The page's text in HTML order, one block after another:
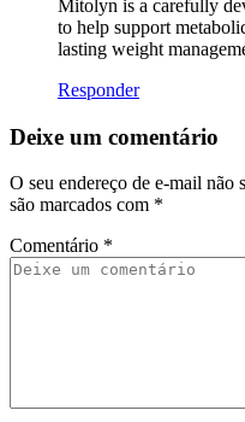
Mitolyn is a carefully
to help support
lasting weight
Responder
Deixe um comentário
O seu endereço de e-mail não
são marcados com *
Comentário *